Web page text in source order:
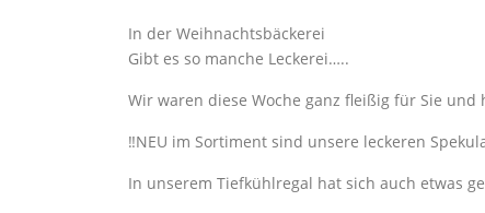
In der Weihnachtsbäckerei
Gibt es so manche Leckerei…..
Wir waren diese Woche ganz fleißig für Sie und
‼️NEU im Sortiment sind unsere leckeren
In unserem Tiefkühlregal hat sich auch etwas